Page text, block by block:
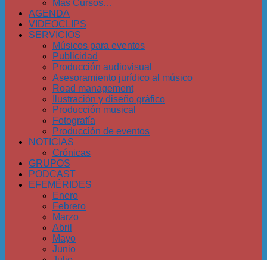
Más Cursos…
AGENDA
VIDEOCLIPS
SERVICIOS
Músicos para eventos
Publicidad
Producción audiovisual
Asesoramiento jurídico al músico
Road management
Ilustración y diseño gráfico
Producción musical
Fotografía
Producción de eventos
NOTICIAS
Crónicas
GRUPOS
PODCAST
EFEMÉRIDES
Enero
Febrero
Marzo
Abril
Mayo
Junio